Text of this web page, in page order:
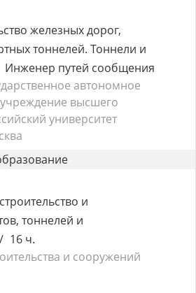
железных дорог,
тоннелей. Тоннели и
Инженер путей сообщения
автономное
высшего
университет
и
тоннелей и
16 ч.
и сооружений